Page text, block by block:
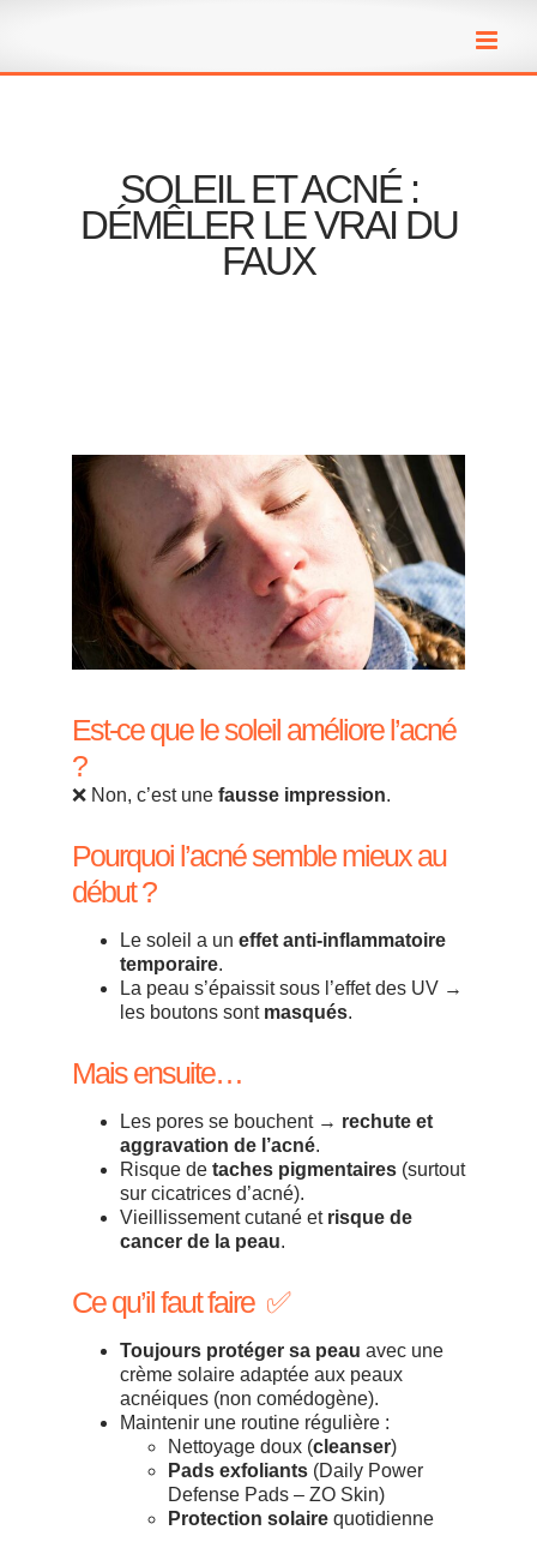
SOLEIL ET ACNÉ :
DÉMÊLER LE VRAI DU
FAUX
Est-ce que le soleil améliore l’acné
?
❌ Non, c’est une fausse impression.
Pourquoi l’acné semble mieux au
début ?
Le soleil a un effet anti-inflammatoire
temporaire.
La peau s’épaissit sous l’effet des UV →
les boutons sont masqués.
Mais ensuite…
Les pores se bouchent → rechute et
aggravation de l’acné.
Risque de taches pigmentaires (surtout
sur cicatrices d’acné).
Vieillissement cutané et risque de
cancer de la peau.
Ce qu’il faut faire ✅
Toujours protéger sa peau avec une
crème solaire adaptée aux peaux
acnéiques (non comédogène).
Maintenir une routine régulière :
Nettoyage doux (cleanser)
Pads exfoliants (Daily Power
Defense Pads – ZO Skin)
Protection solaire quotidienne